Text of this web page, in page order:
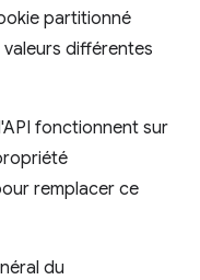
partitionné
différentes
fonctionnent sur
remplacer ce
du